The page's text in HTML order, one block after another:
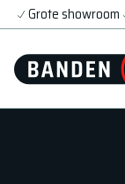
Grote showroom